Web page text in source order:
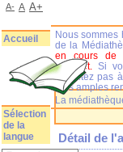
Détail de
Nous
de la
en cours de
complet.
Si
n'hésitez pas
plus amples
La
A- A A+
Accueil
Sélection
de la
langue